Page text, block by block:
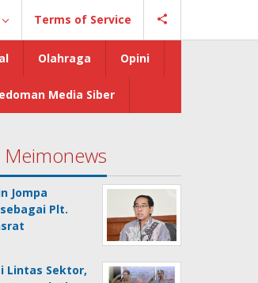
Terms of Service
Olahraga Opini
Media Siber
Meimonews
Jompa
Plt.
Lintas Sektor,